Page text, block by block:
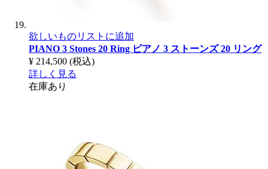
欲しいものリストに追加
PIANO 3 Stones 20 Ring ピアノ 3 ストーンズ 20 リング
¥ 214,500 (税込)
詳しく見る
在庫あり